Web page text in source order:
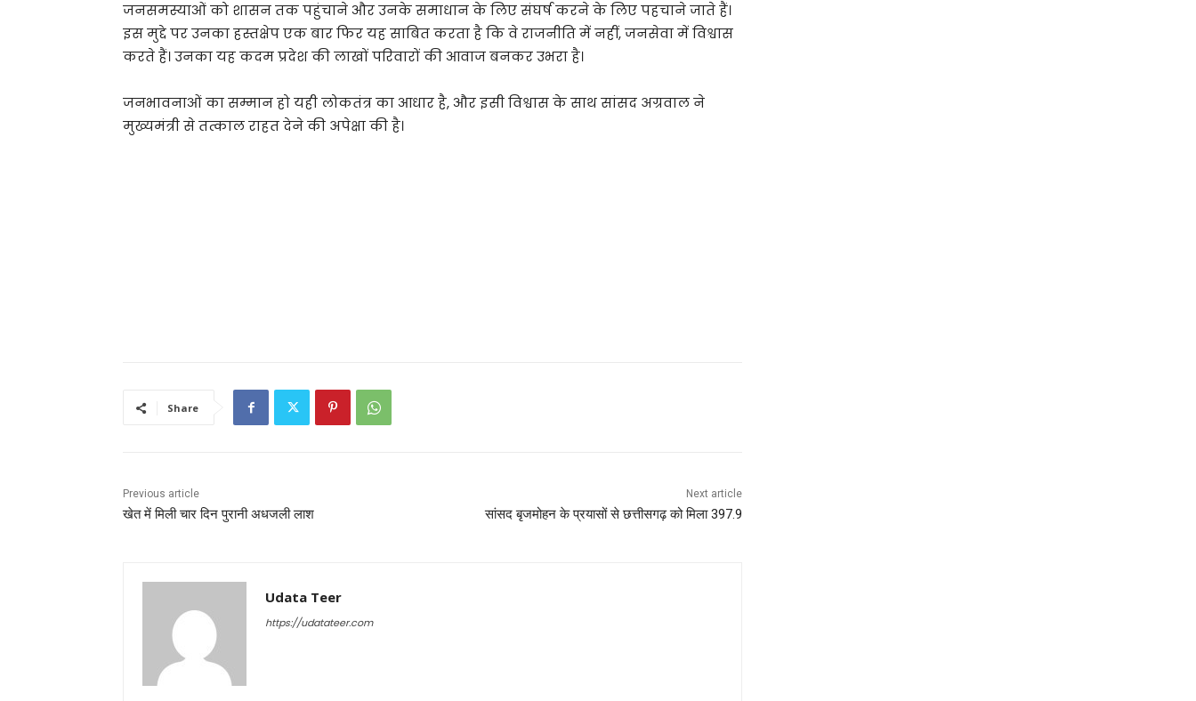
जनसमस्याओं को शासन तक पहुंचाने और उनके समाधान के लिए संघर्ष करने के लिए पहचाने जाते हैं।
इस मुद्दे पर उनका हस्तक्षेप एक बार फिर यह साबित करता है कि वे राजनीति में नहीं, जनसेवा में विश्वास
करते हैं। उनका यह कदम प्रदेश की लाखों परिवारों की आवाज बनकर उभरा है।
जनभावनाओं का सम्मान हो यही लोकतंत्र का आधार है, और इसी विश्वास के साथ सांसद अग्रवाल ने
मुख्यमंत्री से तत्काल राहत देने की अपेक्षा की है।
Share
Previous article
खेत में मिली चार दिन पुरानी अधजली लाश
Next article
सांसद बृजमोहन के प्रयासों से छत्तीसगढ़ को मिला 397.9
Udata Teer
https://udatateer.com